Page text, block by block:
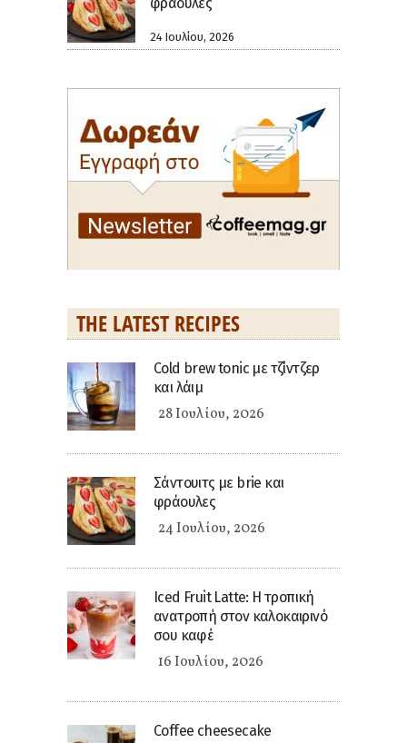
24 Ιουλίου, 2026
THE LATEST RECIPES
Cold brew tonic με τζίντζερ
και λάιμ
28 Ιουλίου, 2026
Σάντουιτς με brie και
φράουλες
24 Ιουλίου, 2026
Iced Fruit Latte: Η τροπική
ανατροπή στον καλοκαιρινό
σου καφέ
16 Ιουλίου, 2026
Coffee cheesecake